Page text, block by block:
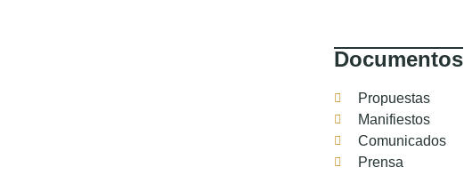
Documentos
Propuestas
Manifiestos
Comunicados
Prensa